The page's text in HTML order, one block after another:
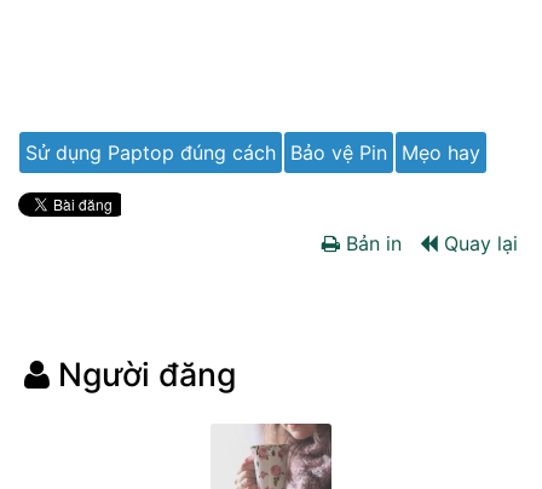
Sử dụng Paptop đúng cách Bảo vệ Pin Mẹo hay
Bản in Quay lại
Người đăng